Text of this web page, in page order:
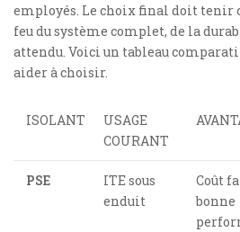
employés. Le choix final doit tenir
feu du système complet, de la
attendu. Voici un tableau
aider à choisir.
ISOLANT
USAGE
COURANT
PSE
ITE sous
enduit
Coût
bonne